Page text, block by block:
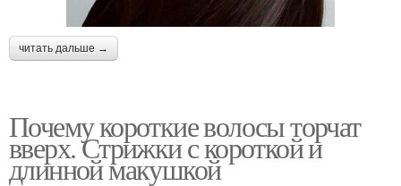
читать дальше →
Почему короткие волосы торчат
вверх. Стрижки с короткой и
длинной макушкой